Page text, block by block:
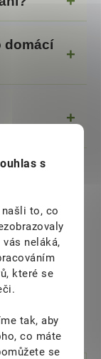
s
to, co
neláká,
které se
tak, aby
co máte
se
domácí
džemů,
nabídce
želírovací
ovoce a